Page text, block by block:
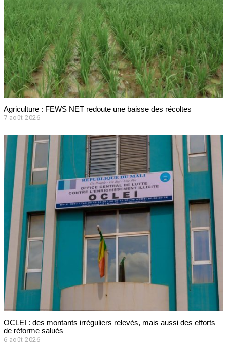
Agriculture : FEWS NET redoute une baisse des récoltes
7 août 2026
o
û
0
2
OCLEI : des montants irréguliers relevés, mais aussi des efforts
de réforme salués
6 août 2026